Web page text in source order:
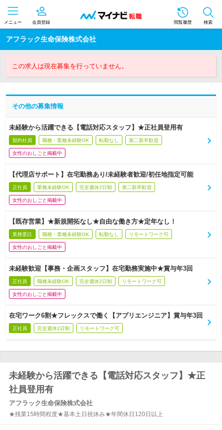
メニュー 会員登録 閲覧履歴 検索
アフラック生命保険株式会社
この求人は現在募集を行っていません。
その他の募集情報
未経験から活躍できる【電話対応スタッフ】★正社員登用有
契約社員 職種・業種未経験OK 転勤なし 第二新卒歓迎
女性のおしごと掲載中
【代理店サポート】在宅勤務あり/未経験者歓迎/初任地指定可能
正社員 業種未経験OK 完全週休2日制 第二新卒歓迎
女性のおしごと掲載中
【既存営業】★新規開拓なし★自由な働き方★定年なし！
業務委託 職種・業種未経験OK 転勤なし リモートワーク可
女性のおしごと掲載中
未経験歓迎【事務・企画スタッフ】在宅勤務実施中★賞与年3回
正社員 職種未経験OK 完全週休2日制 リモートワーク可
女性のおしごと掲載中
在宅ワーク6割★フレックスで働く【アプリエンジニア】賞与年3回
正社員 完全週休2日制 リモートワーク可
未経験から活躍できる【電話対応スタッフ】★正
社員登用有
アフラック生命保険株式会社
★残業15時間程度★基本土日祝休み★年間休日120日以上